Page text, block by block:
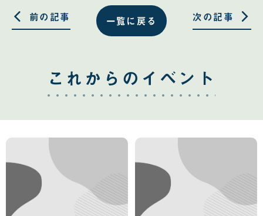
る る 一覧に戻る
前の記事 次の記事
これからのイベント